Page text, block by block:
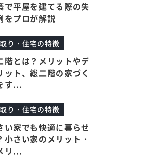
で平屋を建てる際の失
をプロが解説
り・住宅の特徴
階とは？メリットやデ
ット、総二階の家づく
す...
り・住宅の特徴
い家でも快適に暮らせ
小さい家のメリット・
リ...